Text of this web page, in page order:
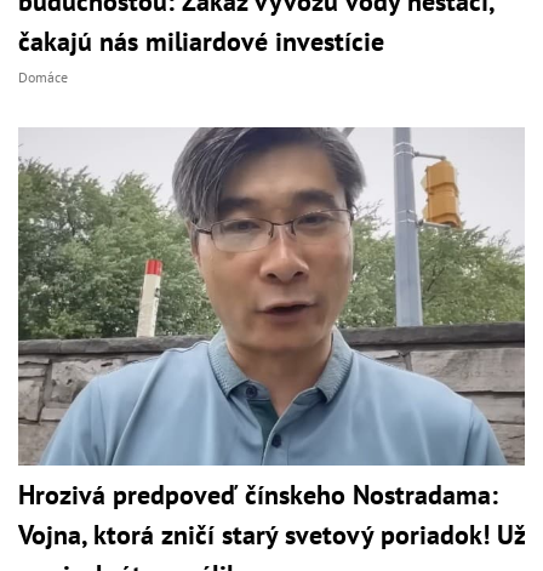
čakajú nás miliardové investície
Domáce
Hrozivá predpoveď čínskeho Nostradama:
Vojna, ktorá zničí starý svetový poriadok! Už